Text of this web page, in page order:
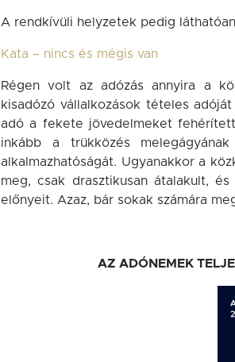
A rendkívüli helyzetek pedig
Kata – nincs és mégis van
Régen volt az adózás annyira a
kisadózó vállalkozások tételes
adó a fekete jövedelmeket
inkább a trükközés
alkalmazhatóságát. Ugyanakkor a
meg, csak drasztikusan átalakult,
előnyeit. Azaz, bár sokak számára
AZ ADÓNEMEK